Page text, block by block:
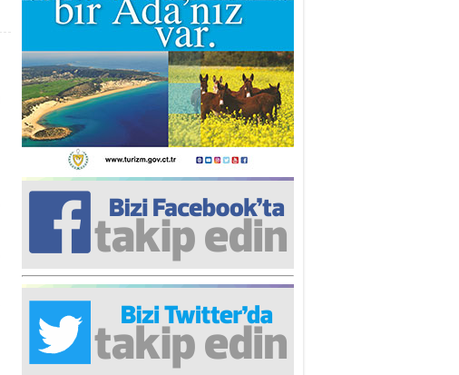
Ediz TUNCEL
Göz göre göre…
Taner ULUTAŞ
İnşallah St. Lois ile Hakkaido
Adası gibi olmayız !...
Ali KİŞMİR
FIRSAT VE KORKU
Turgut ÇALICI
İki Lakırdı da benden!
Yrd. Doç. Ercan HOŞKARA
Yatırım Yapmazsan Var Olamazsın:
Hedefteki Kurum Kıb-Tek
Rana Sarro
Başıma gelen skandal olayı